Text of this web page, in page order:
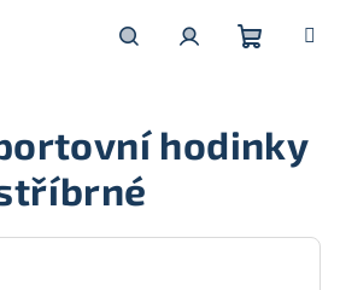
košík
hodinky